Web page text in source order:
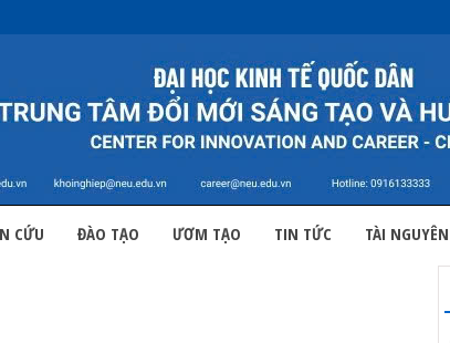
CỨU ĐÀO TẠO ƯƠM TẠO TIN TỨC TÀI NGUYÊN